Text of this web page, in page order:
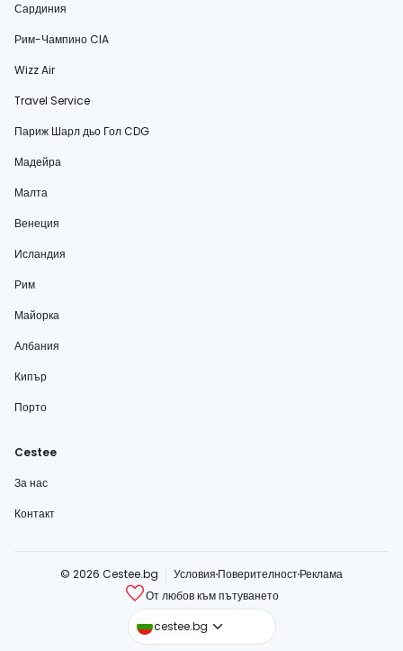
Сардиния
Рим-Чампино CIA
Wizz Air
Travel Service
Париж Шарл дьо Гол CDG
Мадейра
Малта
Венеция
Исландия
Рим
Майорка
Албания
Кипър
Порто
Cestee
За нас
Контакт
© 2026 Cestee.bg Условия ПоверителностРеклама
От любов към пътуването
cestee.bg
cestee.com
cestee.sk